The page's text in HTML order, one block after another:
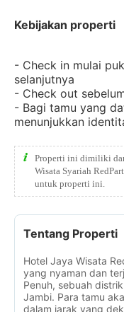
Kebijakan properti
- Check in mulai
selanjutnya
- Check out
- Bagi tamu yang
menunjukkan
Properti ini dimiliki
Wisata Syariah
untuk properti ini.
Tentang Properti
Hotel Jaya Wisata
yang nyaman dan
Penuh, sebuah
Jambi. Para tamu
dalam jarak yang